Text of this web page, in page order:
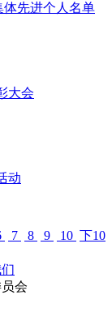
体先进个人名单
大会
动
7 8 9 10 下10
会